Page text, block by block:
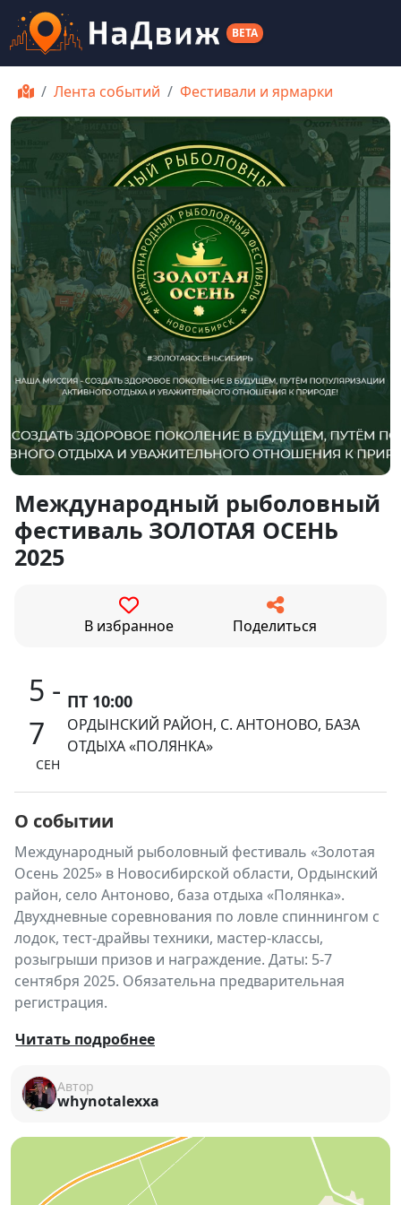
BETA
Лента событий Фестивали и ярмарки
Международный рыболовный
фестиваль ЗОЛОТАЯ ОСЕНЬ
2025
В избранное Поделиться
5 -
7
СЕН
ПТ 10:00
ОРДЫНСКИЙ РАЙОН, C. АНТОНОВО, БАЗА
ОТДЫХА «ПОЛЯНКА»
О событии
Международный рыболовный фестиваль «Золотая
Осень 2025» в Новосибирской области, Ордынский
район, село Антоново, база отдыха «Полянка».
Двухдневные соревнования по ловле спиннингом с
лодок, тест-драйвы техники, мастер-классы,
розыгрыши призов и награждение. Даты: 5-7
сентября 2025. Обязательна предварительная
регистрация.
Международный рыболовный
2025»
📍 Новосибирская область, Ордынский район, село
Антоново, база отдыха «Полянка»
Читать подробнее
Автор
whynotalexxa